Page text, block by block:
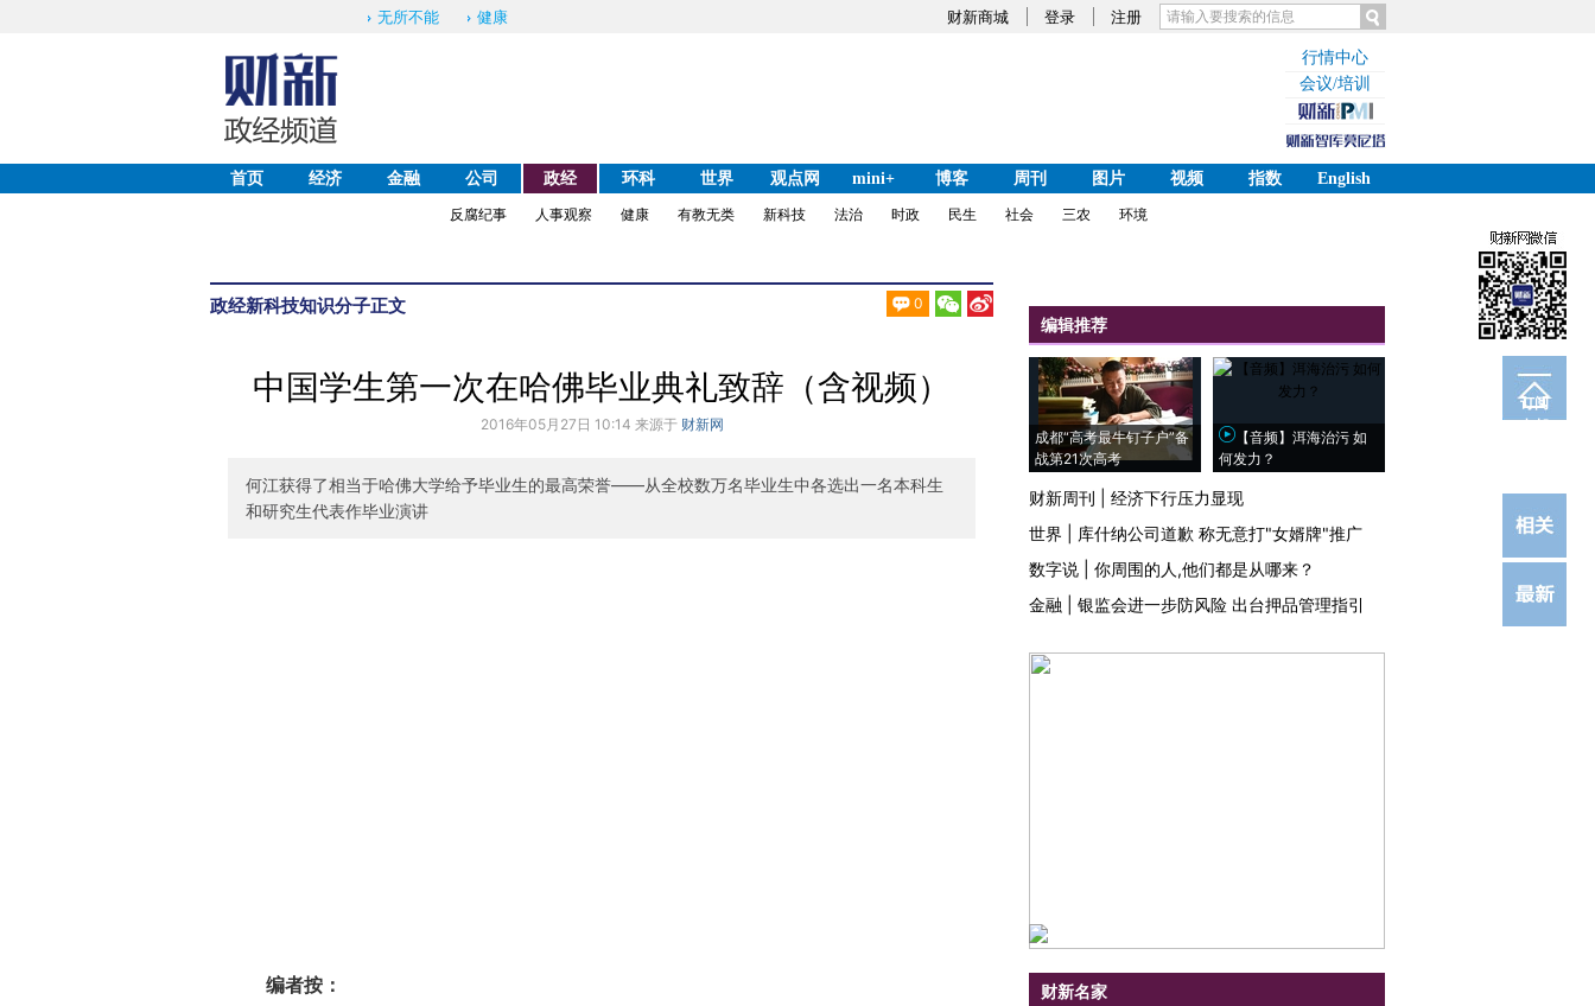
财新商城 登录 注册
无所不能 健康
行情中心
会议/培训
首页 经济 金融 公司 政经 环科 世界 观点网 mini+ 博客 周刊 图片 视频 指数
English
反腐纪事
人事观察 健康 有教无类 新科技 法治 时政 民生 社会 三农 环境
政经新科技知识分子正文 0
订阅
电邮
中国学生第一次在哈佛毕业典礼致辞（含视频）
2016年05月27日 10:14 来源于 财新网
何江获得了相当于哈佛大学给予毕业生的最高荣誉——从全校数万名毕业生中各选出一名本科生
和研究生代表作毕业演讲
编者按：
编辑推荐
成都“高考最牛钉子户”备
战第21次高考
【音频】洱海治污 如
何发力？
财新周刊
经济下行压力显现
世界
库什纳公司道歉 称无意打"女婿牌"推广
数字说
你周围的人,他们都是从哪来？
金融
银监会进一步防风险 出台押品管理指引
财新名家